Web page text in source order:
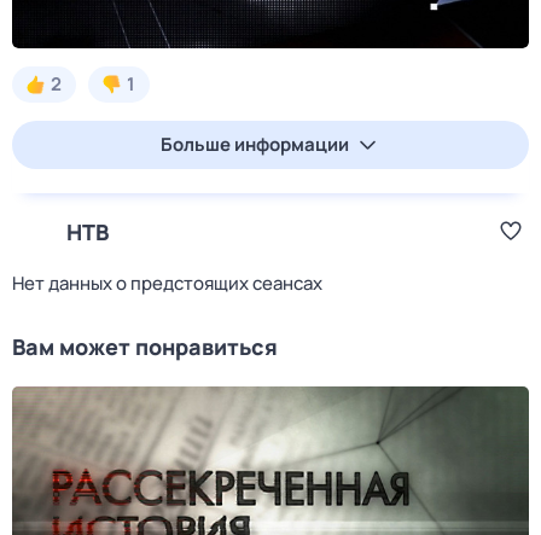
2 1
Больше информации
НТВ
Нет данных о предстоящих сеансах
Вам может понравиться